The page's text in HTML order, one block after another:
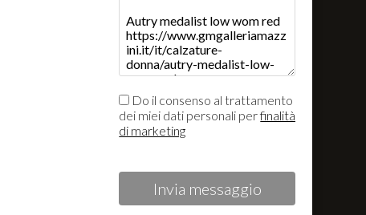
Do il consenso al trattamento
dei miei dati personali perfinalità
di marketing
Invia messaggio